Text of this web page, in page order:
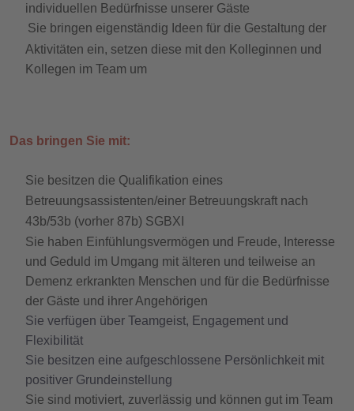
individuellen Bedürfnisse unserer Gäste
Sie bringen eigenständig Ideen für die Gestaltung der
Aktivitäten ein, setzen diese mit den Kolleginnen und
Kollegen im Team um
Das bringen Sie mit:
Sie besitzen die Qualifikation eines
Betreuungsassistenten/einer Betreuungskraft nach
43b/53b (vorher 87b) SGBXI
Sie haben Einfühlungsvermögen und Freude, Interesse
und Geduld im Umgang mit älteren und teilweise an
Demenz erkrankten Menschen und für die Bedürfnisse
der Gäste und ihrer Angehörigen
Sie verfügen über Teamgeist, Engagement und
Flexibilität
Sie besitzen eine aufgeschlossene Persönlichkeit mit
positiver Grundeinstellung
Sie sind motiviert, zuverlässig und können gut im Team